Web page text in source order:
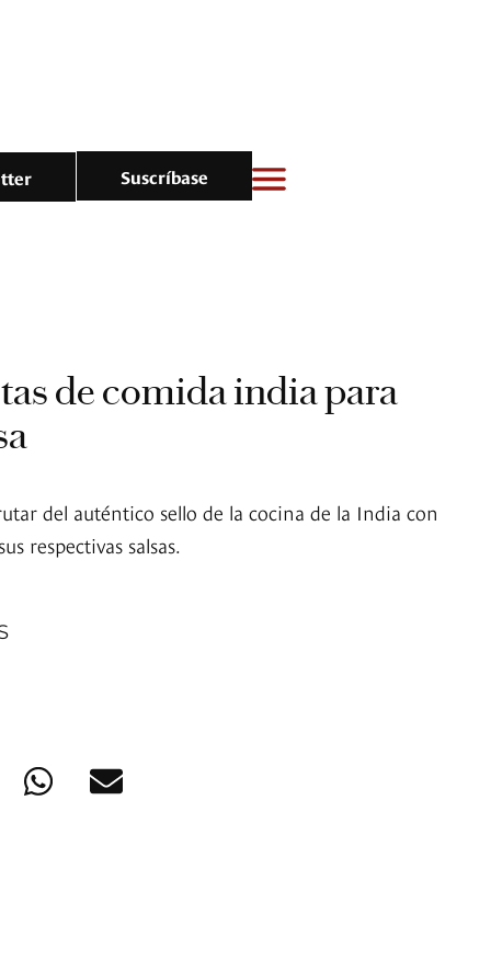
Suscríbase
de comida india para
del auténtico sello de la cocina de la India con
respectivas salsas.